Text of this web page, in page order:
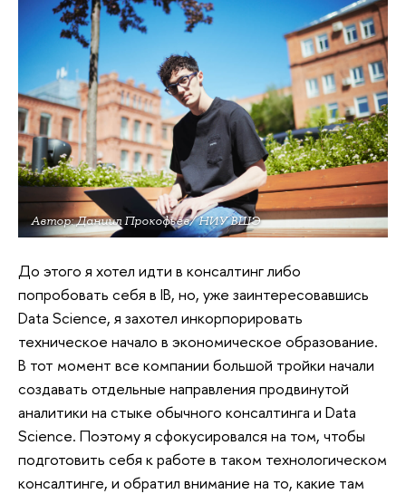
Автор: Даниил Прокофьев/ НИУ ВШЭ
До этого я хотел идти в консалтинг либо
попробовать себя в IB, но, уже заинтересовавшись
Data Science, я захотел инкорпорировать
техническое начало в экономическое образование.
В тот момент все компании большой тройки начали
создавать отдельные направления продвинутой
аналитики на стыке обычного консалтинга и Data
Science. Поэтому я сфокусировался на том, чтобы
подготовить себя к работе в таком технологическом
консалтинге, и обратил внимание на то, какие там